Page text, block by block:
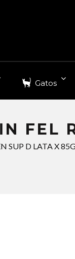
Gatos
FEL
SUP D LATA X